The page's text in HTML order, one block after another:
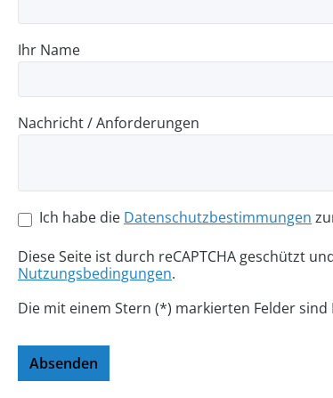
Ihr Name
Nachricht / Anforderungen
Ich habe die Datenschutzbestimmungen
Diese Seite ist durch reCAPTCHA geschützt
Nutzungsbedingungen.
Die mit einem Stern (*) markierten Felder sind
Absenden